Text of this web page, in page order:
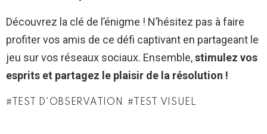
Découvrez la clé de l’énigme ! N’hésitez pas à faire
profiter vos amis de ce défi captivant en partageant le
jeu sur vos réseaux sociaux. Ensemble,stimulez vos
esprits et partagez le plaisir de la résolution !
TEST D'OBSERVATION TEST VISUEL